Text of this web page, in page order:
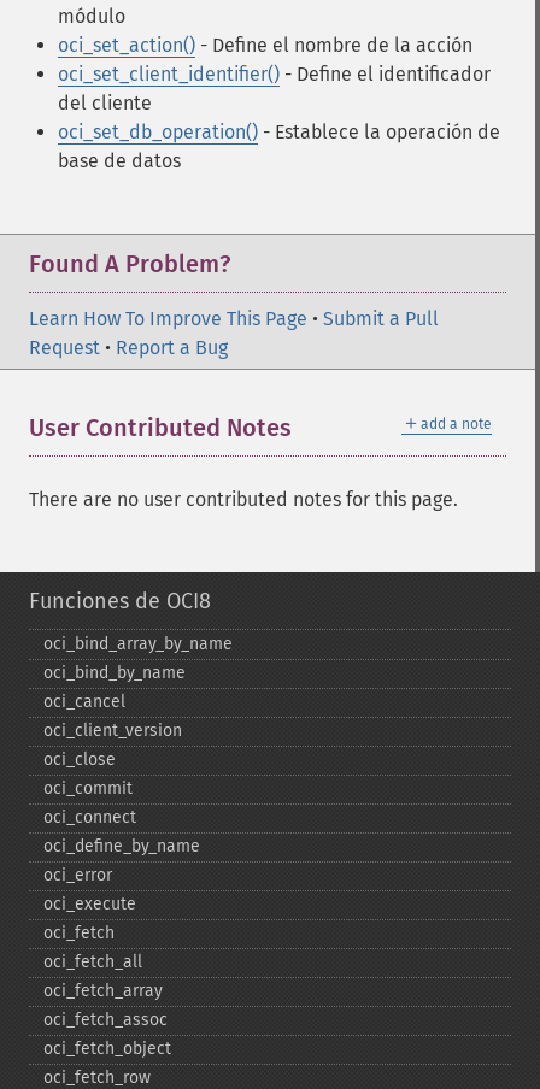
módulo
oci_set_action() - Define el nombre de la acción
oci_set_client_identifier() - Define el identificador
del cliente
oci_set_db_operation() - Establece la operación de
base de datos
Found A Problem?
Learn How To Improve This Page • Submit a Pull
Request • Report a Bug
＋ add a note
User Contributed Notes
There are no user contributed notes for this page.
Funciones de OCI8
oci_​bind_​array_​by_​name
oci_​bind_​by_​name
oci_​cancel
oci_​client_​version
oci_​close
oci_​commit
oci_​connect
oci_​define_​by_​name
oci_​error
oci_​execute
oci_​fetch
oci_​fetch_​all
oci_​fetch_​array
oci_​fetch_​assoc
oci_​fetch_​object
oci_​fetch_​row